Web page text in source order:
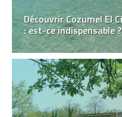
Découvrir Cozumel El
: est-ce indispensable ?